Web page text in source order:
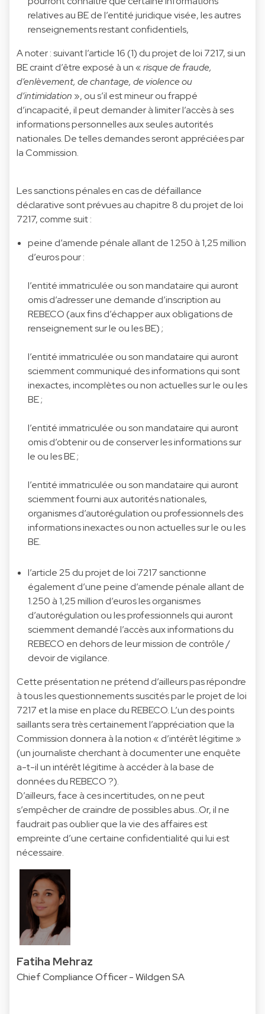
relatives au BE de l’entité juridique visée, les autres
renseignements restant confidentiels,
A noter : suivant l’article 16 (1) du projet de loi 7217, si un
BE craint d’être exposé à un «risque de fraude,
d’enlèvement, de chantage, de violence ou
d’intimidation », ou s’il est mineur ou frappé
d’incapacité, il peut demander à limiter l’accès à ses
informations personnelles aux seules autorités
nationales. De telles demandes seront appréciées par
la Commission.
Les sanctions pénales en cas de défaillance
déclarative sont prévues au chapitre 8 du projet de loi
7217, comme suit :
peine d’amende pénale allant de 1.250 à 1,25 million
d’euros pour :
l’entité immatriculée ou son mandataire qui auront
omis d’adresser une demande d’inscription au
REBECO (aux fins d’échapper aux obligations de
renseignement sur le ou les BE) ;
l’entité immatriculée ou son mandataire qui auront
sciemment communiqué des informations qui sont
inexactes, incomplètes ou non actuelles sur le ou les
BE ;
l’entité immatriculée ou son mandataire qui auront
omis d’obtenir ou de conserver les informations sur
le ou les BE ;
l’entité immatriculée ou son mandataire qui auront
sciemment fourni aux autorités nationales,
organismes d’autorégulation ou professionnels des
informations inexactes ou non actuelles sur le ou les
BE.
l’article 25 du projet de loi 7217 sanctionne
également d’une peine d’amende pénale allant de
1.250 à 1,25 million d’euros les organismes
d’autorégulation ou les professionnels qui auront
sciemment demandé l’accès aux informations du
REBECO en dehors de leur mission de contrôle /
devoir de vigilance.
Cette présentation ne prétend d’ailleurs pas répondre
à tous les questionnements suscités par le projet de loi
7217 et la mise en place du REBECO. L’un des points
saillants sera très certainement l’appréciation que la
Commission donnera à la notion « d’intérêt légitime »
(un journaliste cherchant à documenter une enquête
a-t-il un intérêt légitime à accéder à la base de
données du REBECO ?).
D’ailleurs, face à ces incertitudes, on ne peut
s’empêcher de craindre de possibles abus…Or, il ne
faudrait pas oublier que la vie des affaires est
empreinte d’une certaine confidentialité qui lui est
nécessaire.
Fatiha Mehraz
Chief Compliance Officer - Wildgen SA